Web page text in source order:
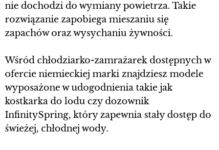
nie dochodzi do wymiany powietrza. Takie
rozwiązanie zapobiega mieszaniu się
zapachów oraz wysychaniu żywności.
Wśród chłodziarko-zamrażarek dostępnych w
ofercie niemieckiej marki znajdziesz modele
wyposażone w udogodnienia takie jak
kostkarka do lodu czy dozownik
InfinitySpring, który zapewnia stały dostęp do
świeżej, chłodnej wody.